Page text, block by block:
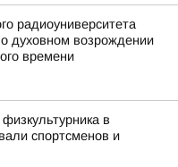
радиоуниверситета
духовном возрождении
времени
в
спортсменов и